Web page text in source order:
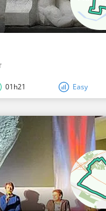
01h21 Easy